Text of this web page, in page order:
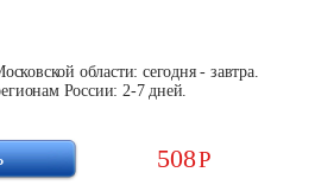
области: сегодня - завтра.
России: 2-7 дней.
508Р